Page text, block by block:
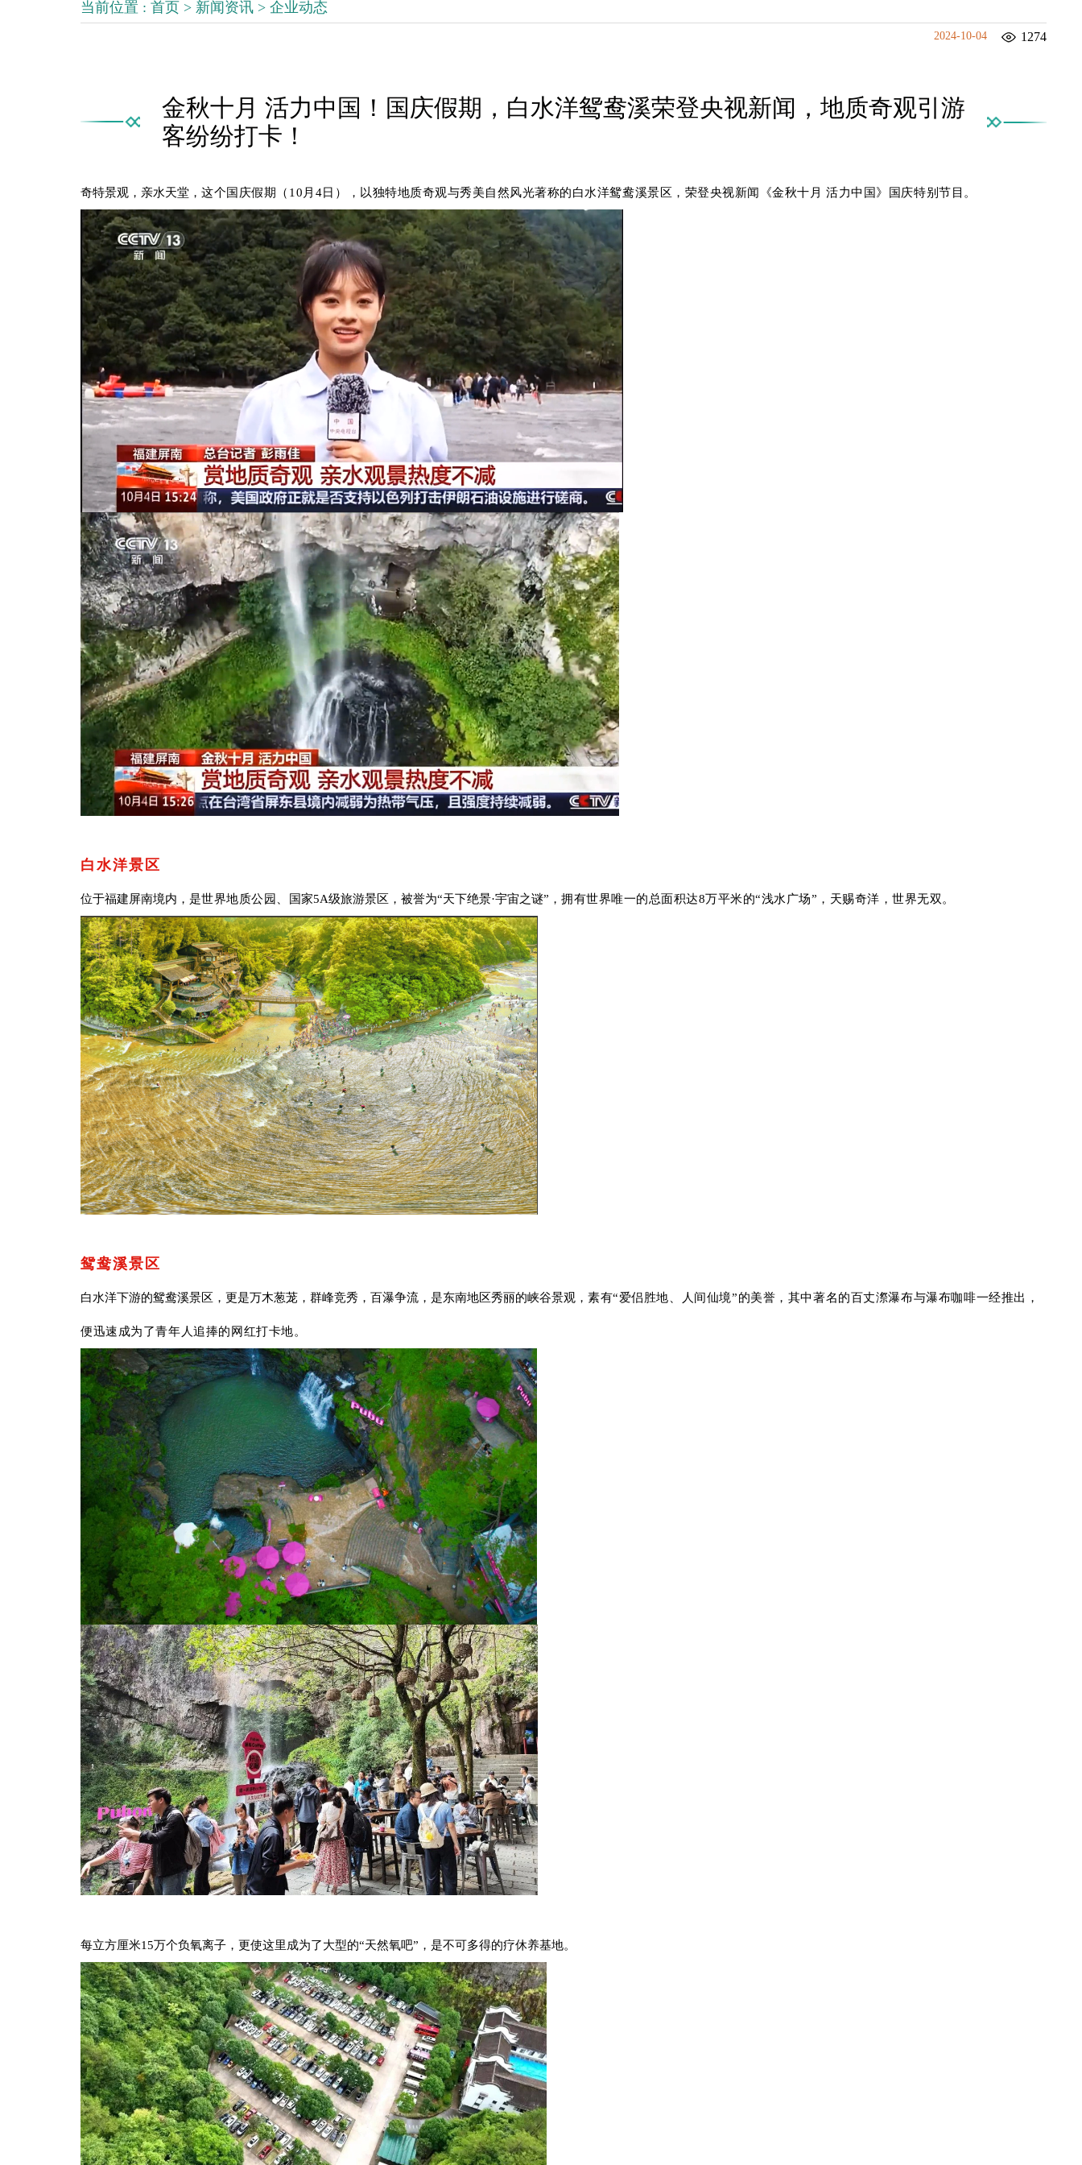
当前位置 : 首页 > 新闻资讯 > 企业动态
2024-10-04 1274
金秋十月 活力中国！国庆假期，白水洋鸳鸯溪荣登央视新闻，地质奇观引游
客纷纷打卡！
奇特景观，亲水天堂， 这个国庆假期（10月4日）， 以独特地质奇观与秀美自然风光著称的白水洋鸳鸯溪景区， 荣登央视新闻 《金秋十月 活力中国》 国庆特别节目。
白水洋景区
位于福建屏南境内， 是世界地质公园、 国家5A级旅游景区，被誉为“天下绝景·宇宙之谜”，拥有世界唯一的总面积达8万平米的“浅水广场”， 天赐奇洋，世界无双。
鸳鸯溪景区
白水洋下游的鸳鸯溪景区， 更是万木葱茏，群峰竞秀，百瀑争流， 是东南地区秀丽的峡谷景观， 素有“爱侣胜地、人间仙境”的美誉， 其中著名的百丈漈瀑布与瀑布咖啡一经推出，
便迅速成为了青年人追捧的 网红打卡地。
每立方厘米15万个负氧离子， 更使这里成为了大型的“天然氧吧”， 是不可多得的疗休养基地。